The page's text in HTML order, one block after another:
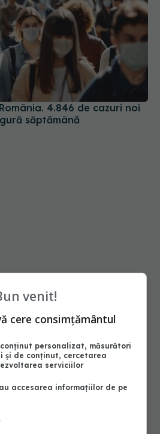
4.846 de cazuri noi
săptămână
venit!
cere consimțământul
personalizat, măsurători
și de conținut, cercetarea
serviciilor
accesarea informațiilor de pe